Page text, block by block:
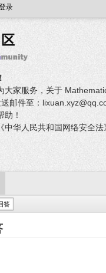
录
大家服务，关于
邮件至：
助！
《中华人民共和国网络安全
答